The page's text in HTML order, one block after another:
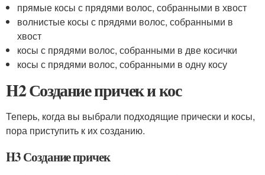
прямые косы с прядями волос, собранными в хвост
волнистые косы с прядями волос, собранными в
хвост
косы с прядями волос, собранными в две косички
косы с прядями волос, собранными в одну косу
H2 Создание причек и кос
Теперь, когда вы выбрали подходящие прически и косы,
пора приступить к их созданию.
H3 Создание причек